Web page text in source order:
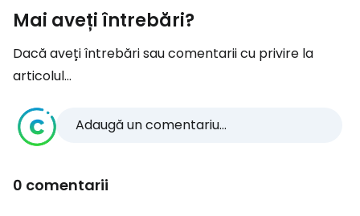
Mai aveți întrebări?
Dacă aveți întrebări sau comentarii cu privire la
articolul...
Adaugă un comentariu...
0 comentarii